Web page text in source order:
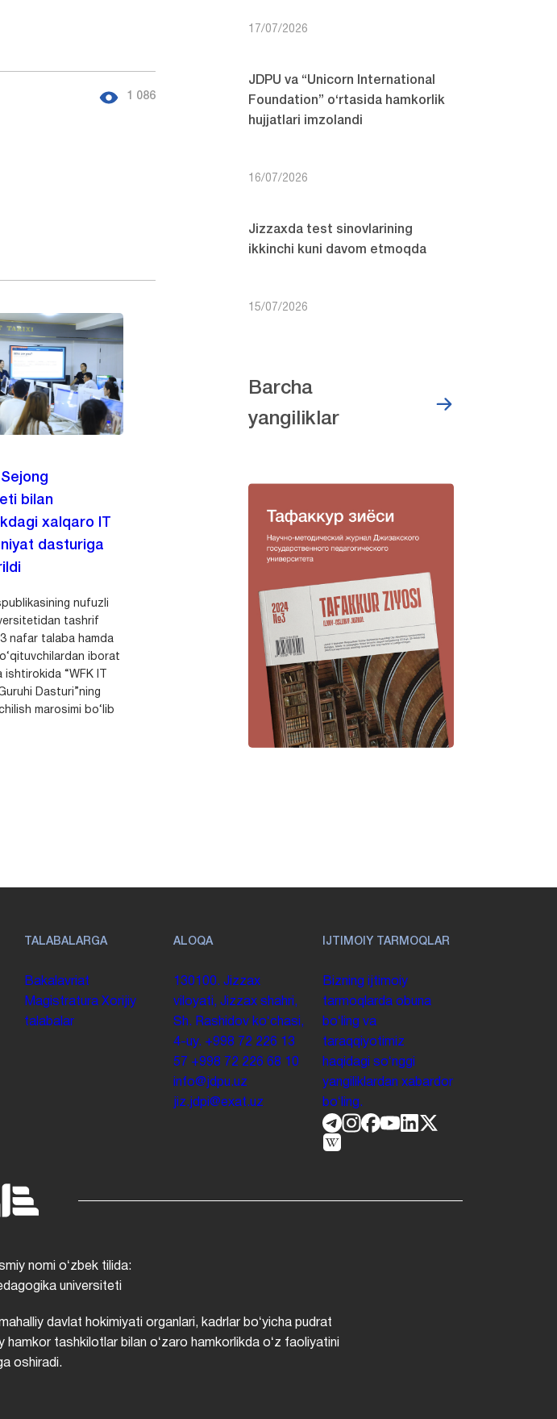
1 086
bilan
xalqaro IT
dasturiga
nufuzli
tashrif
nafar talaba hamda
iborat
“WFK IT
Dasturi”ning
marosimi bo‘lib
17/07/2026
JDPU va “Unicorn International
Foundation” o‘rtasida hamkorlik
hujjatlari imzolandi
16/07/2026
Jizzaxda test sinovlarining
ikkinchi kuni davom etmoqda
15/07/2026
Barcha
yangiliklar
TALABALARGA
Bakalavriat
Magistratura Xorijiy
talabalar
ALOQA
130100. Jizzax
viloyati, Jizzax shahri,
Sh. Rashidov koʻchasi,
4-uy. +998 72 226 13
57 +998 72 226 68 10
info@jdpu.uz
jiz.jdpi@exat.uz
IJTIMOIY TARMOQLAR
Bizning ijtimoiy
tarmoqlarda obuna
boʻling va
taraqqiyotimiz
haqidagi soʻnggi
yangiliklardan xabardor
boʻling.
nomi oʻzbek tilida:
universiteti
davlat hokimiyati organlari, kadrlar boʻyicha pudrat
tashkilotlar bilan oʻzaro hamkorlikda oʻz faoliyatini
oshiradi.